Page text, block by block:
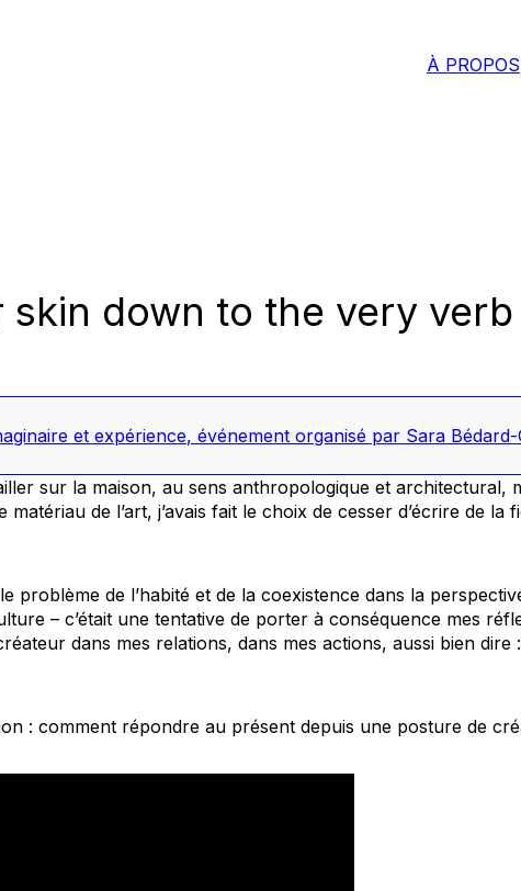
À PROPOS
down to the very
et expérience, événement organisé par Sara
sur la maison, au sens anthropologique et architectural,
de l’art, j’avais fait le choix de cesser d’écrire de la
problème de l’habité et de la coexistence dans la
– c’était une tentative de porter à conséquence mes
dans mes relations, dans mes actions, aussi bien dire
: comment répondre au présent depuis une posture de